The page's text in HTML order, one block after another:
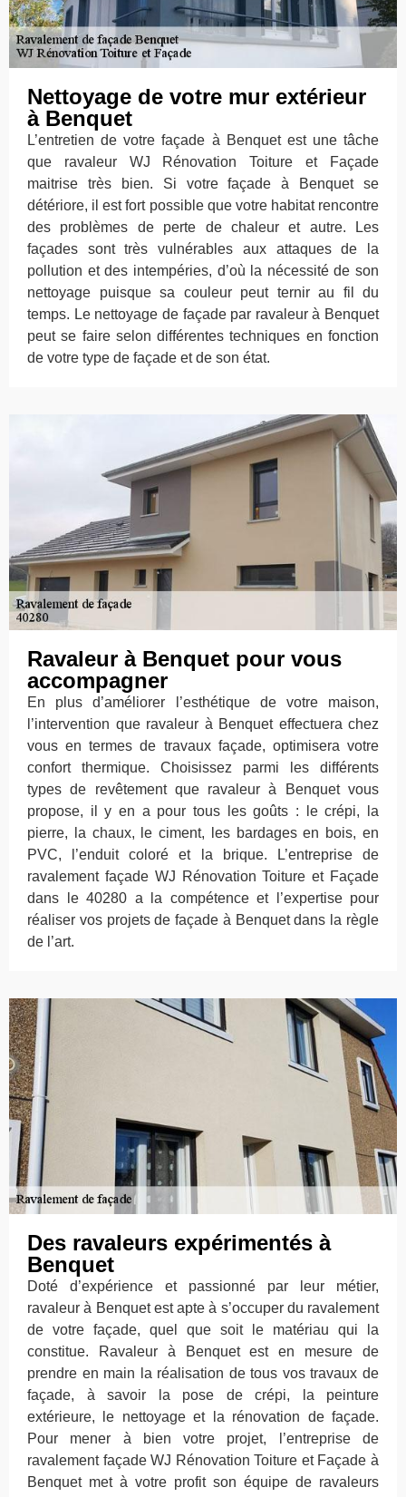
Nettoyage de votre mur extérieur
à Benquet
L’entretien de votre façade à Benquet est une tâche
que ravaleur WJ Rénovation Toiture et Façade
maitrise très bien. Si votre façade à Benquet se
détériore, il est fort possible que votre habitat rencontre
des problèmes de perte de chaleur et autre. Les
façades sont très vulnérables aux attaques de la
pollution et des intempéries, d’où la nécessité de son
nettoyage puisque sa couleur peut ternir au fil du
temps. Le nettoyage de façade par ravaleur à Benquet
peut se faire selon différentes techniques en fonction
de votre type de façade et de son état.
Ravaleur à Benquet pour vous
accompagner
En plus d’améliorer l’esthétique de votre maison,
l’intervention que ravaleur à Benquet effectuera chez
vous en termes de travaux façade, optimisera votre
confort thermique. Choisissez parmi les différents
types de revêtement que ravaleur à Benquet vous
propose, il y en a pour tous les goûts : le crépi, la
pierre, la chaux, le ciment, les bardages en bois, en
PVC, l’enduit coloré et la brique. L’entreprise de
ravalement façade WJ Rénovation Toiture et Façade
dans le 40280 a la compétence et l’expertise pour
réaliser vos projets de façade à Benquet dans la règle
de l’art.
Des ravaleurs expérimentés à
Benquet
Doté d’expérience et passionné par leur métier,
ravaleur à Benquet est apte à s’occuper du ravalement
de votre façade, quel que soit le matériau qui la
constitue. Ravaleur à Benquet est en mesure de
prendre en main la réalisation de tous vos travaux de
façade, à savoir la pose de crépi, la peinture
extérieure, le nettoyage et la rénovation de façade.
Pour mener à bien votre projet, l’entreprise de
ravalement façade WJ Rénovation Toiture et Façade à
Benquet met à votre profit son équipe de ravaleurs